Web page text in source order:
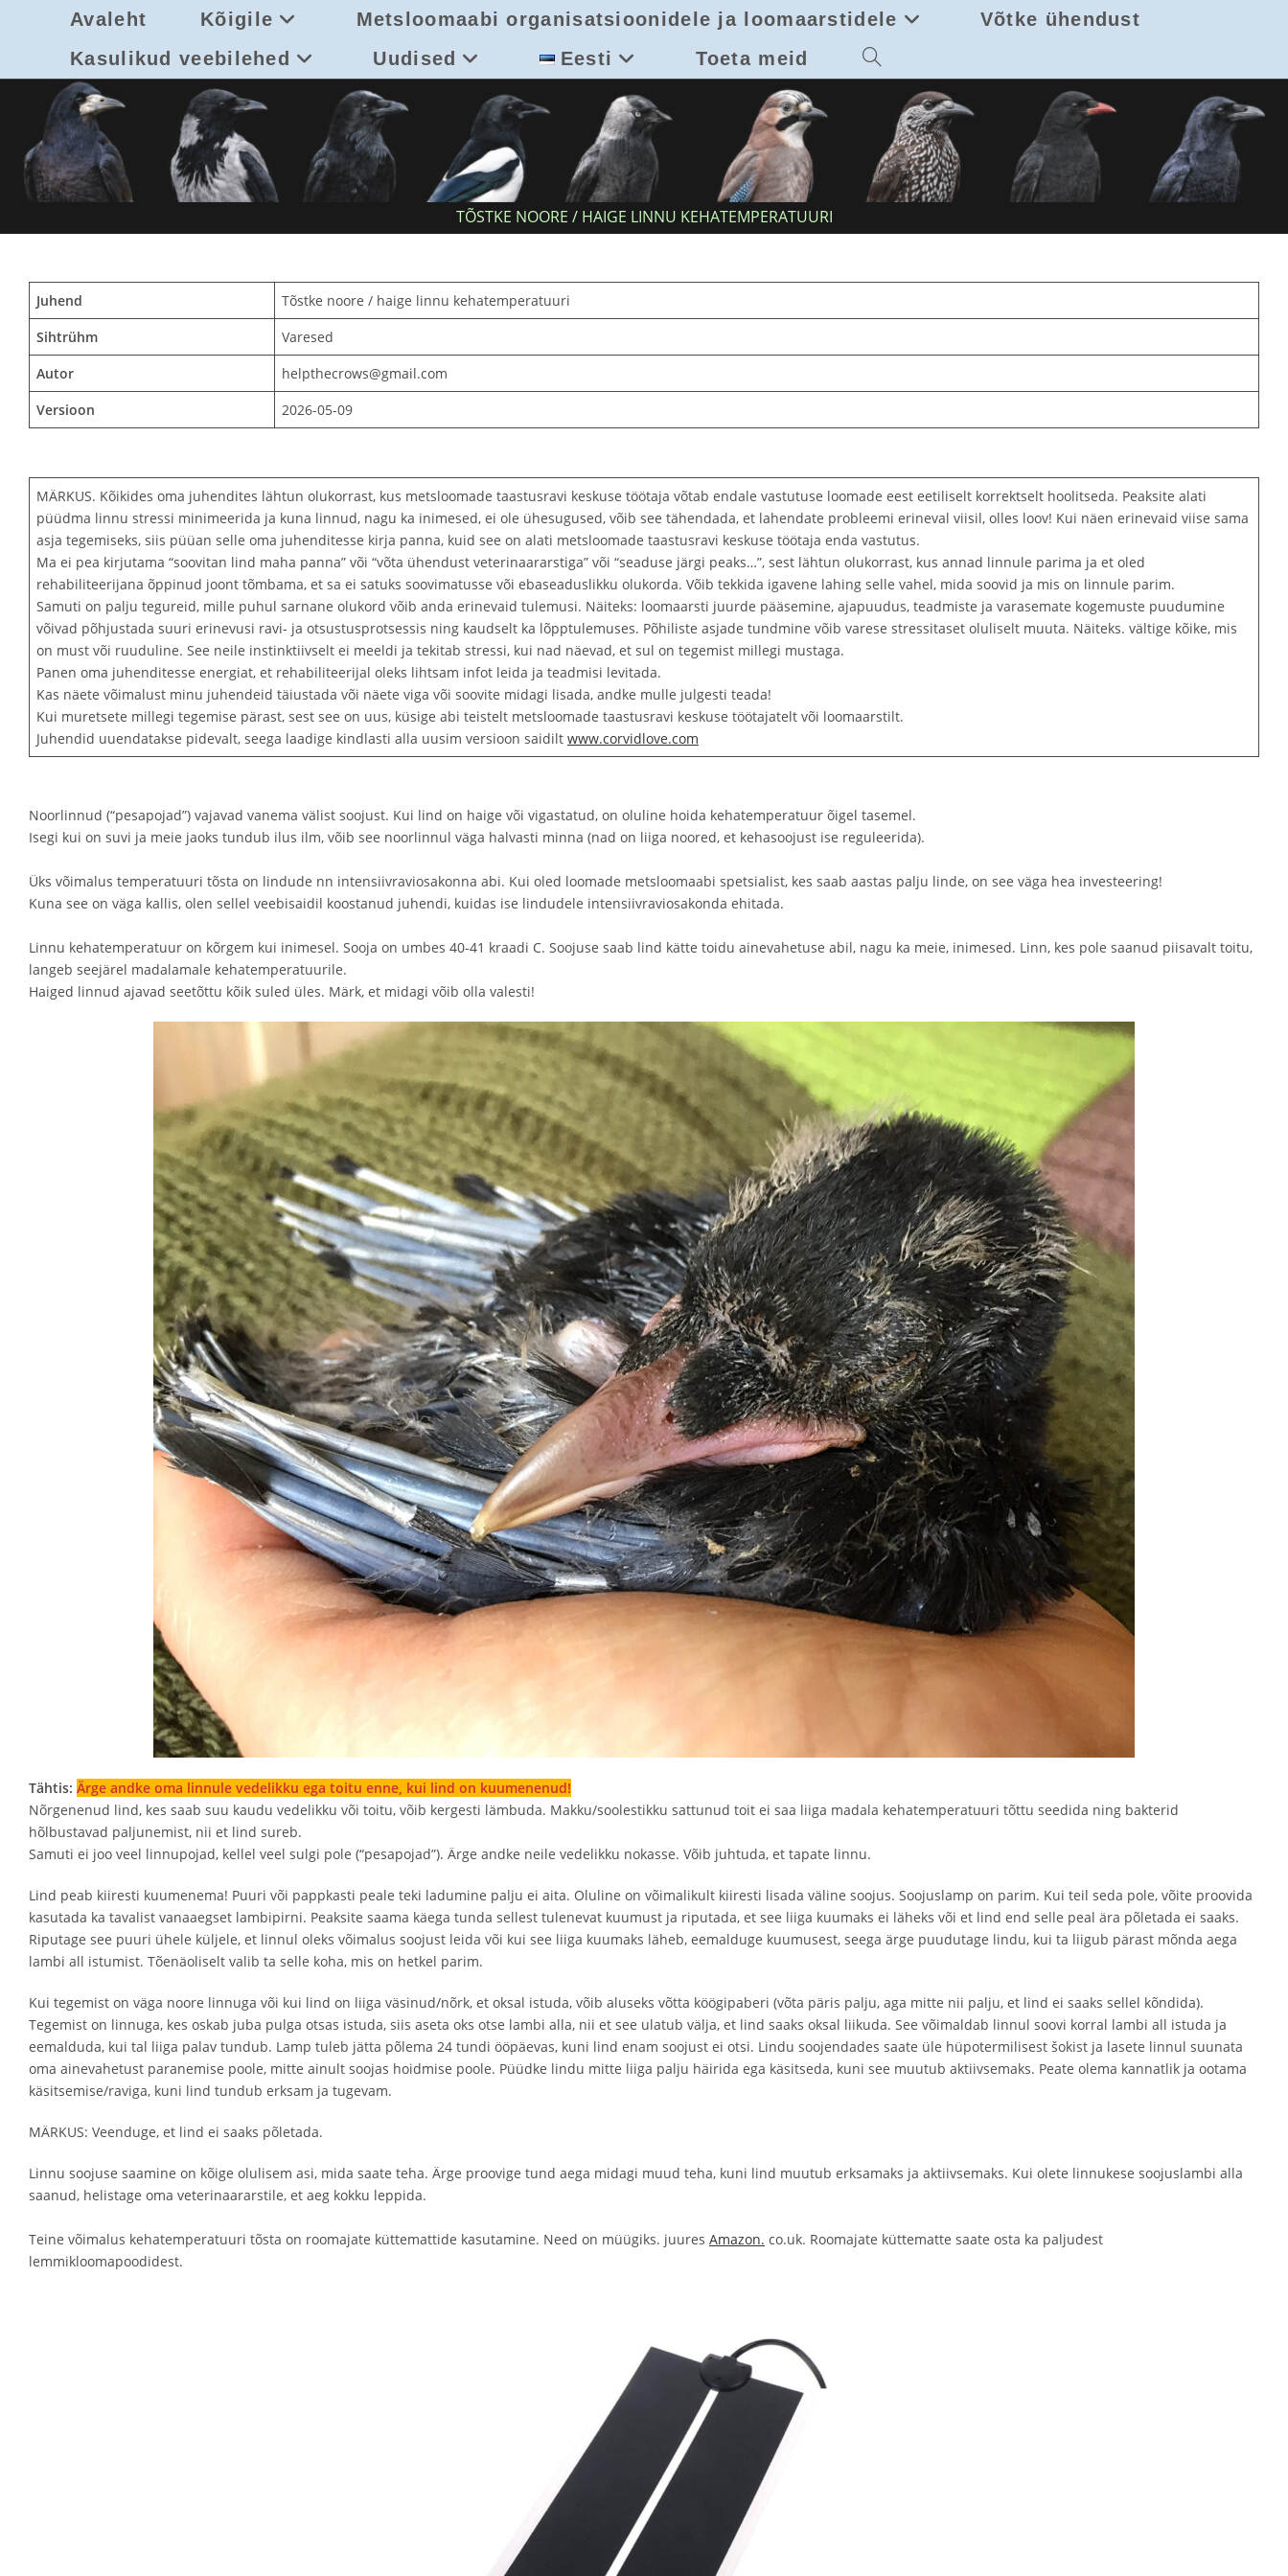
Avaleht Kõigile Metsloomaabi organisatsioonidele ja loomaarstidele
Võtke ühendust
Kasulikud veebilehed
Uudised Eesti Toeta meid Toggle
search
TÕSTKE NOORE / HAIGE LINNU KEHATEMPERATUURI
Juhend
Tõstke noore / haige linnu kehatemperatuuri
Sihtrühm
Varesed
Autor
helpthecrows@gmail.com
Versioon
2026-05-09
MÄRKUS. Kõikides oma juhendites lähtun olukorrast, kus metsloomade taastusravi keskuse töötaja võtab endale vastutuse loomade eest eetiliselt korrektselt hoolitseda. Peaksite alati
püüdma linnu stressi minimeerida ja kuna linnud, nagu ka inimesed, ei ole ühesugused, võib see tähendada, et lahendate probleemi erineval viisil, olles loov! Kui näen erinevaid viise sama
asja tegemiseks, siis püüan selle oma juhenditesse kirja panna, kuid see on alati metsloomade taastusravi keskuse töötaja enda vastutus.
Ma ei pea kirjutama “soovitan lind maha panna” või “võta ühendust veterinaararstiga” või “seaduse järgi peaks…”, sest lähtun olukorrast, kus annad linnule parima ja et oled
rehabiliteerijana õppinud joont tõmbama, et sa ei satuks soovimatusse või ebaseaduslikku olukorda. Võib tekkida igavene lahing selle vahel, mida soovid ja mis on linnule parim.
Samuti on palju tegureid, mille puhul sarnane olukord võib anda erinevaid tulemusi. Näiteks: loomaarsti juurde pääsemine, ajapuudus, teadmiste ja varasemate kogemuste puudumine
võivad põhjustada suuri erinevusi ravi- ja otsustusprotsessis ning kaudselt ka lõpptulemuses. Põhiliste asjade tundmine võib varese stressitaset oluliselt muuta. Näiteks. vältige kõike, mis
on must või ruuduline. See neile instinktiivselt ei meeldi ja tekitab stressi, kui nad näevad, et sul on tegemist millegi mustaga.
Panen oma juhenditesse energiat, et rehabiliteerijal oleks lihtsam infot leida ja teadmisi levitada.
Kas näete võimalust minu juhendeid täiustada või näete viga või soovite midagi lisada, andke mulle julgesti teada!
Kui muretsete millegi tegemise pärast, sest see on uus, küsige abi teistelt metsloomade taastusravi keskuse töötajatelt või loomaarstilt.
Juhendid uuendatakse pidevalt, seega laadige kindlasti alla uusim versioon saidilt www.corvidlove.com
Noorlinnud (“pesapojad”) vajavad vanema välist soojust. Kui lind on haige või vigastatud, on oluline hoida kehatemperatuur õigel tasemel.
Isegi kui on suvi ja meie jaoks tundub ilus ilm, võib see noorlinnul väga halvasti minna (nad on liiga noored, et kehasoojust ise reguleerida).
Üks võimalus temperatuuri tõsta on lindude nn intensiivraviosakonna abi. Kui oled loomade metsloomaabi spetsialist, kes saab aastas palju linde, on see väga hea investeering!
Kuna see on väga kallis, olen sellel veebisaidil koostanud juhendi, kuidas ise lindudele intensiivraviosakonda ehitada.
Linnu kehatemperatuur on kõrgem kui inimesel. Sooja on umbes 40-41 kraadi C. Soojuse saab lind kätte toidu ainevahetuse abil, nagu ka meie, inimesed. Linn, kes pole saanud piisavalt toitu,
langeb seejärel madalamale kehatemperatuurile.
Haiged linnud ajavad seetõttu kõik suled üles. Märk, et midagi võib olla valesti!
Tähtis: Ärge andke oma linnule vedelikku ega toitu enne, kui lind on kuumenenud!
Nõrgenenud lind, kes saab suu kaudu vedelikku või toitu, võib kergesti lämbuda. Makku/soolestikku sattunud toit ei saa liiga madala kehatemperatuuri tõttu seedida ning bakterid
hõlbustavad paljunemist, nii et lind sureb.
Samuti ei joo veel linnupojad, kellel veel sulgi pole (“pesapojad”). Ärge andke neile vedelikku nokasse. Võib juhtuda, et tapate linnu.
Lind peab kiiresti kuumenema! Puuri või pappkasti peale teki ladumine palju ei aita. Oluline on võimalikult kiiresti lisada väline soojus. Soojuslamp on parim. Kui teil seda pole, võite proovida
kasutada ka tavalist vanaaegset lambipirni. Peaksite saama käega tunda sellest tulenevat kuumust ja riputada, et see liiga kuumaks ei läheks või et lind end selle peal ära põletada ei saaks.
Riputage see puuri ühele küljele, et linnul oleks võimalus soojust leida või kui see liiga kuumaks läheb, eemalduge kuumusest, seega ärge puudutage lindu, kui ta liigub pärast mõnda aega
lambi all istumist. Tõenäoliselt valib ta selle koha, mis on hetkel parim.
Kui tegemist on väga noore linnuga või kui lind on liiga väsinud/nõrk, et oksal istuda, võib aluseks võtta köögipaberi (võta päris palju, aga mitte nii palju, et lind ei saaks sellel kõndida).
Tegemist on linnuga, kes oskab juba pulga otsas istuda, siis aseta oks otse lambi alla, nii et see ulatub välja, et lind saaks oksal liikuda. See võimaldab linnul soovi korral lambi all istuda ja
eemalduda, kui tal liiga palav tundub. Lamp tuleb jätta põlema 24 tundi ööpäevas, kuni lind enam soojust ei otsi. Lindu soojendades saate üle hüpotermilisest šokist ja lasete linnul suunata
oma ainevahetust paranemise poole, mitte ainult soojas hoidmise poole. Püüdke lindu mitte liiga palju häirida ega käsitseda, kuni see muutub aktiivsemaks. Peate olema kannatlik ja ootama
käsitsemise/raviga, kuni lind tundub erksam ja tugevam.
MÄRKUS: Veenduge, et lind ei saaks põletada.
Linnu soojuse saamine on kõige olulisem asi, mida saate teha. Ärge proovige tund aega midagi muud teha, kuni lind muutub erksamaks ja aktiivsemaks. Kui olete linnukese soojuslambi alla
saanud, helistage oma veterinaararstile, et aeg kokku leppida.
Teine võimalus kehatemperatuuri tõsta on roomajate küttemattide kasutamine. Need on müügiks. juures Amazon. co.uk. Roomajate küttematte saate osta ka paljudest
lemmikloomapoodidest.